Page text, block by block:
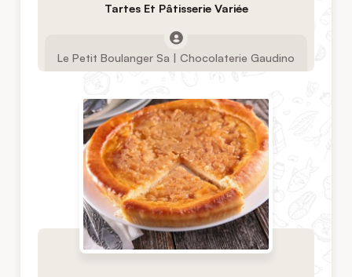
Tartes Et Pâtisserie Variée
Le Petit Boulanger Sa | Chocolaterie Gaudino